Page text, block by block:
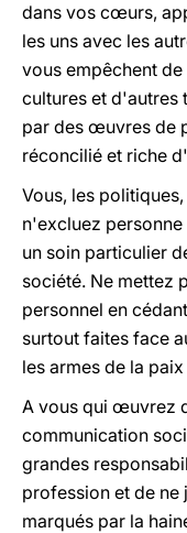
dans vos cœurs,
les uns avec les
vous empêchent
cultures et d'autres
par des œuvres de
réconcilié et riche
Vous, les
n'excluez
un soin particulier
société. Ne mettez
personnel en
surtout faites face
les armes de la
A vous qui œuvrez
communication
grandes
profession et de ne
marqués par la